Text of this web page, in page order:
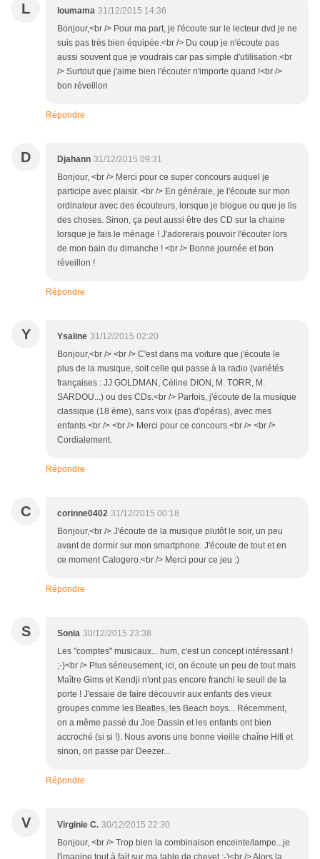
L loumama 31/12/2015 14:36
Bonjour,<br /> Pour ma part, je l'écoute sur le lecteur dvd je ne
suis pas très bien équipée.<br /> Du coup je n'écoute pas
aussi souvent que je voudrais car pas simple d'utilisation.<br
/> Surtout que j'aime bien l'écouter n'importe quand !<br />
bon réveillon
Répondre
D Djahann 31/12/2015 09:31
Bonjour, <br /> Merci pour ce super concours auquel je
participe avec plaisir. <br /> En générale, je l'écoute sur mon
ordinateur avec des écouteurs, lorsque je blogue ou que je lis
des choses. Sinon, ça peut aussi être des CD sur la chaine
lorsque je fais le ménage ! J'adorerais pouvoir l'écouter lors
de mon bain du dimanche ! <br /> Bonne journée et bon
réveillon !
Répondre
Y Ysaline 31/12/2015 02:20
Bonjour,<br /> <br /> C'est dans ma voiture que j'écoute le
plus de la musique, soit celle qui passe à la radio (variétés
françaises : JJ GOLDMAN, Céline DION, M. TORR, M.
SARDOU...) ou des CDs.<br /> Parfois, j'écoute de la musique
classique (18 ème), sans voix (pas d'opéras), avec mes
enfants.<br /> <br /> Merci pour ce concours.<br /> <br />
Cordialement.
Répondre
C corinne0402 31/12/2015 00:18
Bonjour,<br /> J'écoute de la musique plutôt le soir, un peu
avant de dormir sur mon smartphone. J'écoute de tout et en
ce moment Calogero.<br /> Merci pour ce jeu :)
Répondre
S Sonia 30/12/2015 23:38
Les "comptes" musicaux... hum, c'est un concept intéressant !
;-)<br /> Plus sérieusement, ici, on écoute un peu de tout mais
Maître Gims et Kendji n'ont pas encore franchi le seuil de la
porte ! J'essaie de faire découvrir aux enfants des vieux
groupes comme les Beatles, les Beach boys... Récemment,
on a même passé du Joe Dassin et les enfants ont bien
accroché (si si !). Nous avons une bonne vieille chaîne Hifi et
sinon, on passe par Deezer...
Répondre
V Virginie C. 30/12/2015 22:30
Bonjour, <br /> Trop bien la combinaison enceinte/lampe...je
l'imagine tout à fait sur ma table de chevet ;-)<br /> Alors la